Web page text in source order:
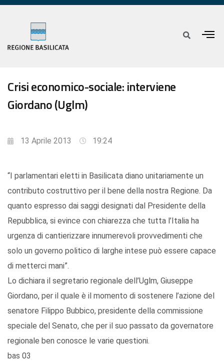
Crisi economico-sociale: interviene
Giordano (Uglm)
13 Aprile 2013 19:24
“I parlamentari eletti in Basilicata diano unitariamente un
contributo costruttivo per il bene della nostra Regione. Da
quanto espresso dai saggi designati dal Presidente della
Repubblica, si evince con chiarezza che tutta l’Italia ha
urgenza di cantierizzare innumerevoli provvedimenti che
solo un governo politico di larghe intese può essere capace
di metterci mani”.
Lo dichiara il segretario regionale dell’Uglm, Giuseppe
Giordano, per il quale è il momento di sostenere l’azione del
senatore Filippo Bubbico, presidente della commissione
speciale del Senato, che per il suo passato da governatore
regionale ben conosce le varie questioni.
bas 03